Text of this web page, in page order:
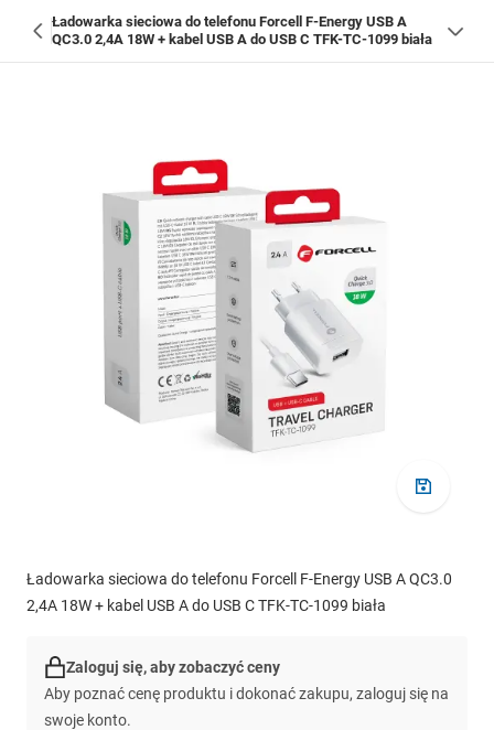
Ładowarka sieciowa do telefonu Forcell F-Energy USB A
QC3.0 2,4A 18W + kabel USB A do USB C TFK-TC-1099 biała
Ładowarka sieciowa do telefonu Forcell F-Energy USB A QC3.0
2,4A 18W + kabel USB A do USB C TFK-TC-1099 biała
Zaloguj się, aby zobaczyć ceny
Aby poznać cenę produktu i dokonać zakupu, zaloguj się na
swoje konto.